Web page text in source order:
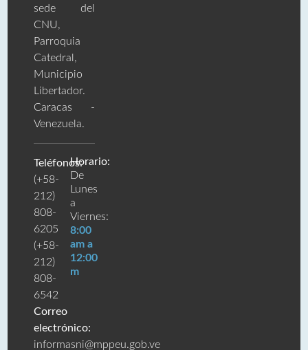
sede del
CNU,
Parroquia
Catedral,
Municipio
Libertador.
Caracas -
Venezuela.
Teléfonos:
(+58-
212)
808-
6205
(+58-
212)
808-
6542
Correo
electrónico:
informasni@mppeu.gob.ve
Horario:
De
Lunes
a
Viernes:
8:00
am a
12:00
m